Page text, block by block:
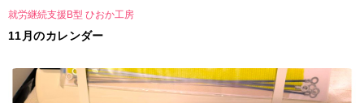
就労継続支援B型 ひおか工房
11月のカレンダー